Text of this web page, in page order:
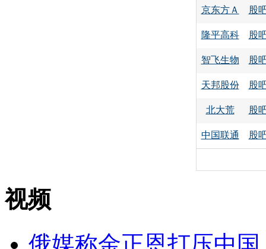
京东方Ａ 股
隆平高科 股
智飞生物 股
天邦股份 股
北大荒 股
中国联通 股
视频